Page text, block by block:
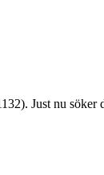
Just nu söker